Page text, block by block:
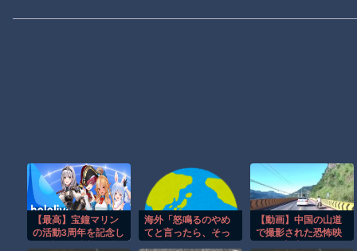
【最高】宝鐘マリン
の活動3周年を記念し
海外「怒鳴るのやめ
てと言ったら、そっ
【動画】中国の山道
で撮影された恐怖映